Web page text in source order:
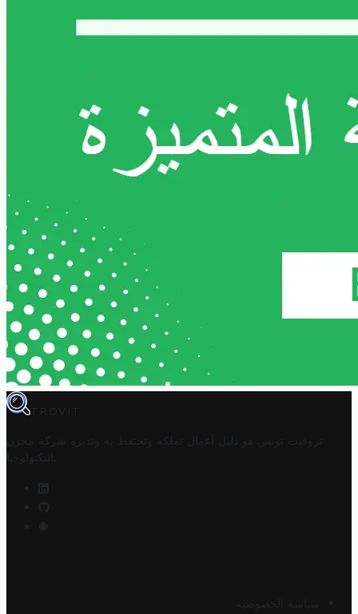
TROVIT
تروفيت تونس هو دليل أعمال تملكه وتحتفظ به وتديره
شركة مخزن
التكنولوجيا
سياسة الخصوصية